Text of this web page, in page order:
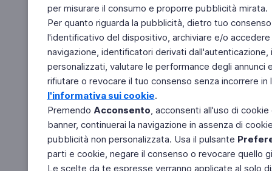
per misurare il consumo e proporre pubblicità mirata.
Per quanto riguarda la pubblicità, dietro tuo
l'identificativo del dispositivo, archiviare e/o
navigazione, identificatori derivati
personalizzati, valutare le performance degli
rifiutare o revocare il tuo consenso senza incorrere
l'informativa sui cookie.
Premendo Acconsento, acconsenti all'uso di
banner, continuerai la navigazione in assenza di
pubblicità non personalizzata. Usa il pulsante
parti e cookie, negare il consenso o revocare quello
Le scelte da te espresse verranno applicate al solo